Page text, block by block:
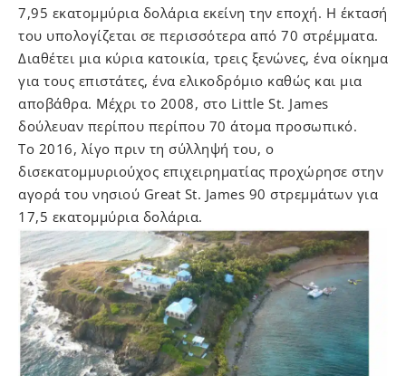
7,95 εκατομμύρια δολάρια εκείνη την εποχή. Η έκτασή
του υπολογίζεται σε περισσότερα από 70 στρέμματα.
Διαθέτει μια κύρια κατοικία, τρεις ξενώνες, ένα οίκημα
για τους επιστάτες, ένα ελικοδρόμιο καθώς και μια
αποβάθρα. Μέχρι το 2008, στο Little St. James
δούλευαν περίπου περίπου 70 άτομα προσωπικό.
Το 2016, λίγο πριν τη σύλληψή του, ο
δισεκατομμυριούχος επιχειρηματίας προχώρησε στην
αγορά του νησιού Great St. James 90 στρεμμάτων για
17,5 εκατομμύρια δολάρια.